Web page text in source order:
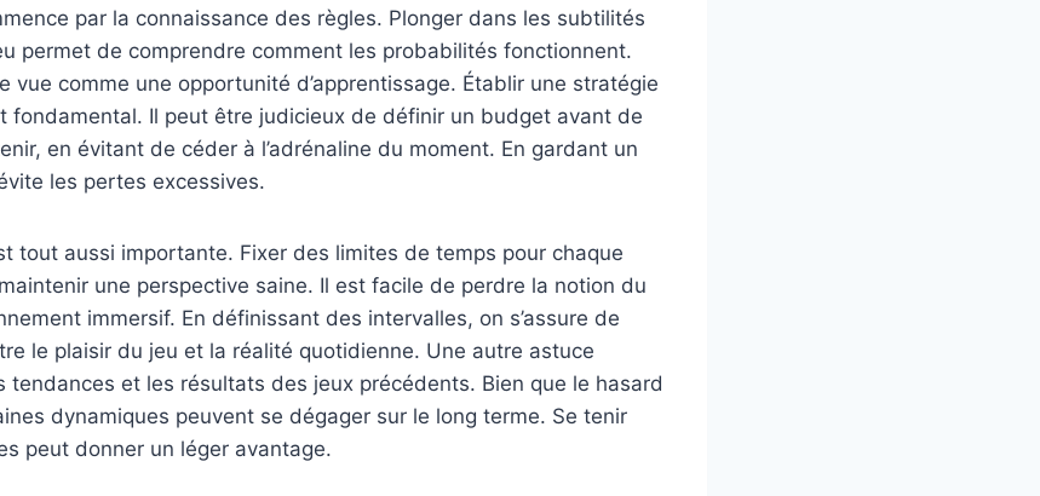
par la connaissance des règles. Plonger dans les subtilités
permet de comprendre comment les probabilités fonctionnent.
vue comme une opportunité d’apprentissage. Établir une stratégie
fondamental. Il peut être judicieux de définir un budget avant de
en évitant de céder à l’adrénaline du moment. En gardant un
les pertes excessives.
tout aussi importante. Fixer des limites de temps pour chaque
une perspective saine. Il est facile de perdre la notion du
immersif. En définissant des intervalles, on s’assure de
le plaisir du jeu et la réalité quotidienne. Une autre astuce
tendances et les résultats des jeux précédents. Bien que le hasard
dynamiques peuvent se dégager sur le long terme. Se tenir
peut donner un léger avantage.